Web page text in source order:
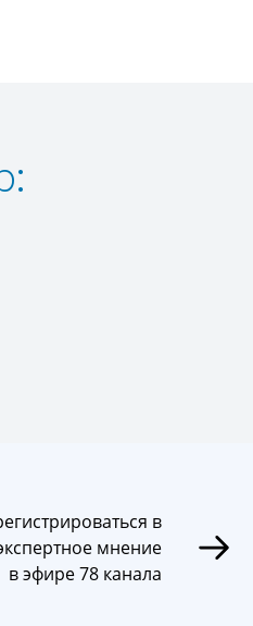
в
мнение
в эфире 78 канала